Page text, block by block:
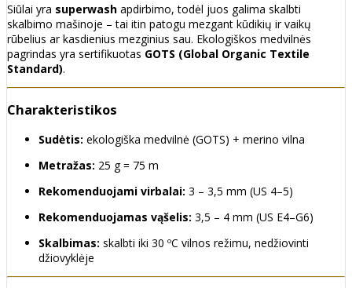
Siūlai yra superwash apdirbimo, todėl juos galima skalbti
skalbimo mašinoje – tai itin patogu mezgant kūdikių ir vaikų
rūbelius ar kasdienius mezginius sau. Ekologiškos medvilnės
pagrindas yra sertifikuotas GOTS (Global Organic Textile
Standard).
Charakteristikos
Sudėtis: ekologiška medvilnė (GOTS) + merino vilna
Metražas: 25 g = 75 m
Rekomenduojami virbalai: 3 – 3,5 mm (US 4–5)
Rekomenduojamas vąšelis: 3,5 – 4 mm (US E4–G6)
Skalbimas: skalbti iki 30 ºC vilnos režimu, nedžiovinti
džiovyklėje